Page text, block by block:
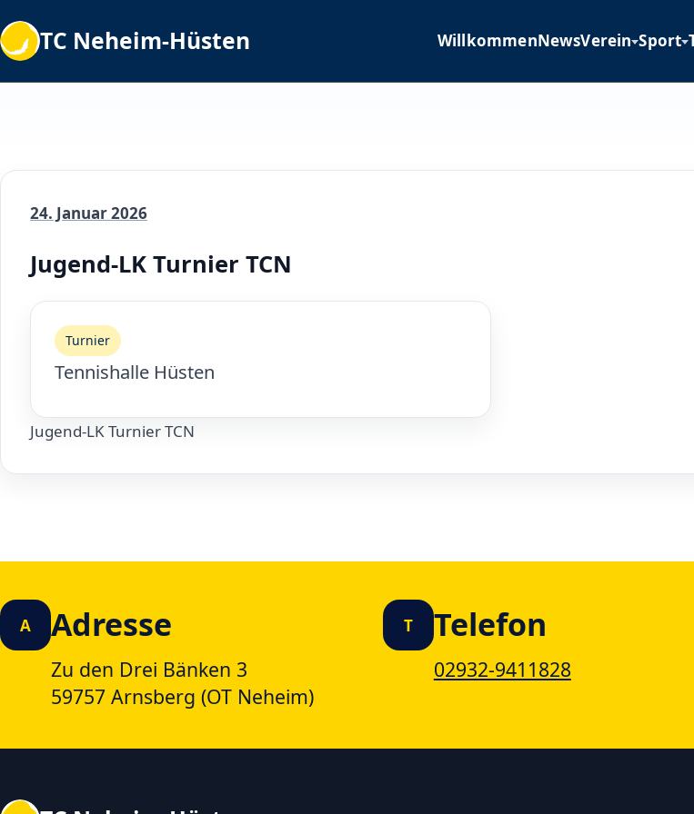
TC Neheim-Hüsten WillkommenNewsVerein Sport
24. Januar 2026
Jugend-LK Turnier TCN
Turnier
Tennishalle Hüsten
Jugend-LK Turnier TCN
A Adresse
Zu den Drei Bänken 3
59757 Arnsberg (OT Neheim)
T Telefon
02932-9411828